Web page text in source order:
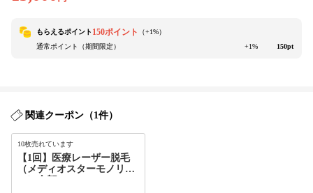
もらえるポイント 150ポイント （+1%）
通常ポイント（期間限定）
+1% 150pt
関連クーポン（1件）
10枚売れています
【1回】医療レーザー脱毛
（メディオスターモノリ